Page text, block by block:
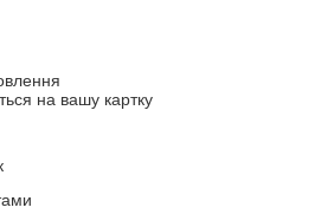
на вашу картку